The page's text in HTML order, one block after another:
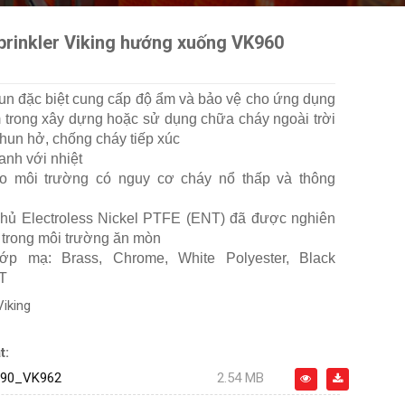
Viking hướng xuống VK960
đặc biệt cung cấp độ ẩm và bảo vệ cho ứng dụng
trong xây dựng hoặc sử dụng chữa cháy ngoài trời
hở, chống cháy tiếp xúc
với nhiệt
môi trường có nguy cơ cháy nổ thấp và thông
Electroless Nickel PTFE (ENT) đã được nghiên
môi trường ăn mòn
mạ: Brass, Chrome, White Polyester, Black
2.54 MB